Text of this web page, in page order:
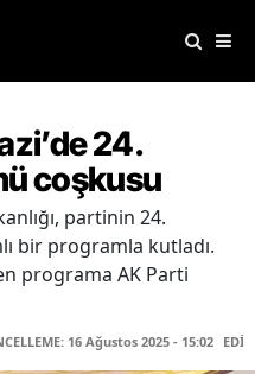
24.
coşkusu
partinin 24.
bir programla kutladı.
programa AK Parti
16 Ağustos 2025 - 15:02